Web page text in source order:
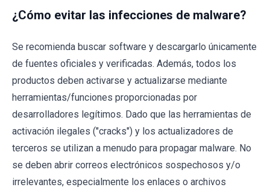
¿Cómo evitar las infecciones de malware?
Se recomienda buscar software y descargarlo únicamente
de fuentes oficiales y verificadas. Además, todos los
productos deben activarse y actualizarse mediante
herramientas/funciones proporcionadas por
desarrolladores legítimos. Dado que las herramientas de
activación ilegales ("cracks") y los actualizadores de
terceros se utilizan a menudo para propagar malware. No
se deben abrir correos electrónicos sospechosos y/o
irrelevantes, especialmente los enlaces o archivos